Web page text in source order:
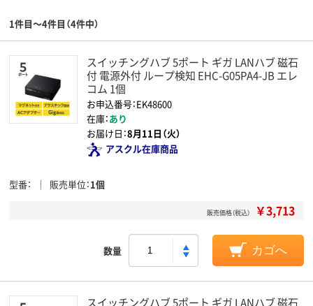
1件目～4件目（4件中）
スイッチングハブ 5ポート ギガ LANハブ 磁石
付 電源外付 ループ検知 EHC-G05PA4-JB エレ
コム 1個
お申込番号：EK48600
在庫：あり
お届け日：8月11日（火）
アスクル在庫商品
型番 販売単位 1個
販売価格（税込） ￥3,713
数量 カゴへ
スイッチングハブ 5ポート ギガ LANハブ 磁石